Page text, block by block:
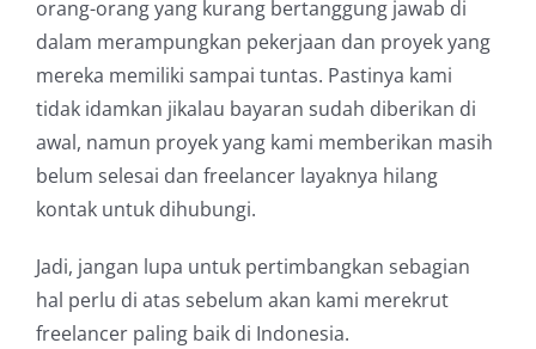
orang-orang yang kurang bertanggung jawab di
dalam merampungkan pekerjaan dan proyek yang
mereka memiliki sampai tuntas. Pastinya kami
tidak idamkan jikalau bayaran sudah diberikan di
awal, namun proyek yang kami memberikan masih
belum selesai dan freelancer layaknya hilang
kontak untuk dihubungi.
Jadi, jangan lupa untuk pertimbangkan sebagian
hal perlu di atas sebelum akan kami merekrut
freelancer paling baik di Indonesia.